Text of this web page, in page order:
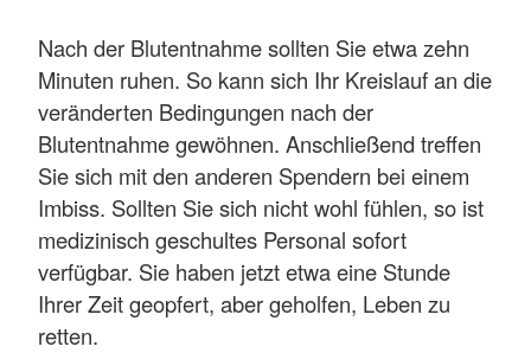
Nach der Blutentnahme sollten Sie etwa zehn
Minuten ruhen. So kann sich Ihr Kreislauf an die
veränderten Bedingungen nach der
Blutentnahme gewöhnen. Anschließend treffen
Sie sich mit den anderen Spendern bei einem
Imbiss. Sollten Sie sich nicht wohl fühlen, so ist
medizinisch geschultes Personal sofort
verfügbar. Sie haben jetzt etwa eine Stunde
Ihrer Zeit geopfert, aber geholfen, Leben zu
retten.